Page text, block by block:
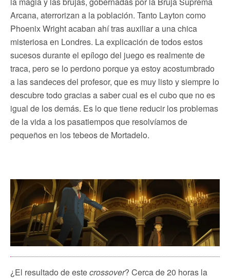
Arcana, aterrorizan a la población. Tanto Layton como
Phoenix Wright acaban ahí tras auxiliar a una chica
misteriosa en Londres. La explicación de todos estos
sucesos durante el epílogo del juego es realmente de
traca, pero se lo perdono porque ya estoy acostumbrado
a las sandeces del profesor, que es muy listo y siempre lo
descubre todo gracias a saber cual es el cubo que no es
igual de los demás. Es lo que tiene reducir los problemas
de la vida a los pasatiempos que resolvíamos de
pequeños en los tebeos de Mortadelo.
¿El resultado de estecrossover? Cerca de 20 horas la